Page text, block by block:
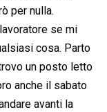
per nulla.
se mi
cosa. Parto
un posto letto
anche il sabato
avanti la